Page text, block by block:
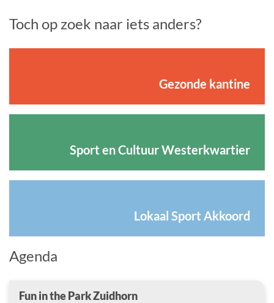
Toch op zoek naar iets anders?
Gezonde kantine
Sport en Cultuur Westerkwartier
Lokaal Sport Akkoord
Agenda
Fun in the Park Zuidhorn